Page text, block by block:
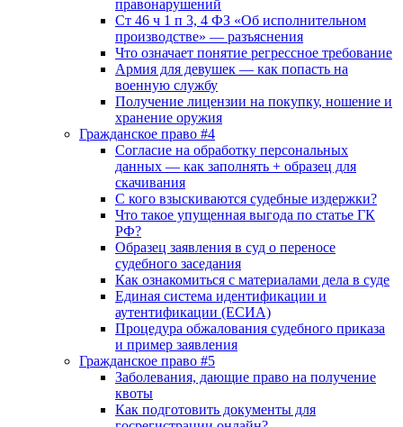
правонарушений
Ст 46 ч 1 п 3, 4 ФЗ «Об исполнительном
производстве» — разъяснения
Что означает понятие регрессное требование
Армия для девушек — как попасть на
военную службу
Получение лицензии на покупку, ношение и
хранение оружия
Гражданское право #4
Согласие на обработку персональных
данных — как заполнять + образец для
скачивания
С кого взыскиваются судебные издержки?
Что такое упущенная выгода по статье ГК
РФ?
Образец заявления в суд о переносе
судебного заседания
Как ознакомиться с материалами дела в суде
Единая система идентификации и
аутентификации (ЕСИА)
Процедура обжалования судебного приказа
и пример заявления
Гражданское право #5
Заболевания, дающие право на получение
квоты
Как подготовить документы для